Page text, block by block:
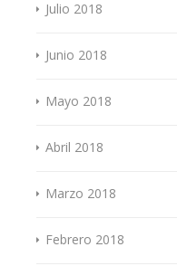
Julio 2018
Junio 2018
Mayo 2018
Abril 2018
Marzo 2018
Febrero 2018